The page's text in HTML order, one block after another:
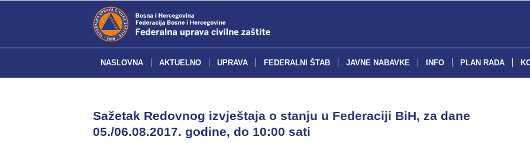
NASLOVNA AKTUELNO UPRAVA FEDERALNI ŠTAB JAVNE NABAVKE INFO PLAN RADA
Sažetak Redovnog izvještaja o stanju u Federaciji BiH, za dane
05./06.08.2017. godine, do 10:00 sati